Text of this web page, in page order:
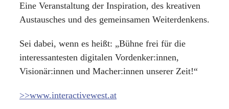
Eine Veranstaltung der Inspiration, des kreativen
Austausches und des gemeinsamen Weiterdenkens.
Sei dabei, wenn es heißt: „Bühne frei für die
interessantesten digitalen Vordenker:innen,
Visionär:innen und Macher:innen unserer Zeit!“
>>www.interactivewest.at